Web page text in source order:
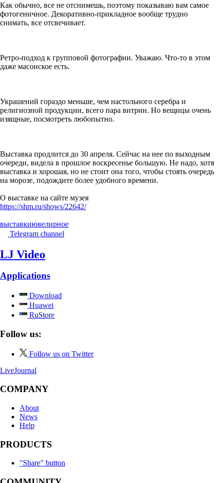
Как обычно, все не отснимешь, поэтому показываю вам самое
фотогеничное. Декоративно-прикладное вообще трудно
снимать, все отсвечивает.
Ретро-подход к групповой фотографии. Уважаю. Что-то в этом
даже масонское есть.
Украшений гораздо меньше, чем настольного серебра и
религиозной продукции, всего пара витрин. Но вещицы очень
изящные, посмотреть любопытно.
Выставка продлится до 30 апреля. Сейчас на нее по выходным
очереди, видела в прошлое воскресенье большую. Не надо, хотя
выставка и хорошая, но не стоит она того, чтобы стоять очередь
на морозе, подождите более удобного времени.
О выставке на сайте музея
https://shm.ru/shows/22642/
выставкиювелирное
Telegram channel
LJ Video
Applications
Download
Huawei
RuStore
Follow us:
Follow us on Twitter
LiveJournal
COMPANY
About
News
Help
PRODUCTS
"Share" button